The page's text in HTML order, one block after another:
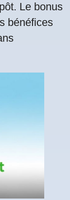
Le bonus
bénéfices